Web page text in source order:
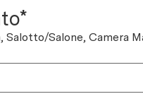
Salotto/Salone, Camera